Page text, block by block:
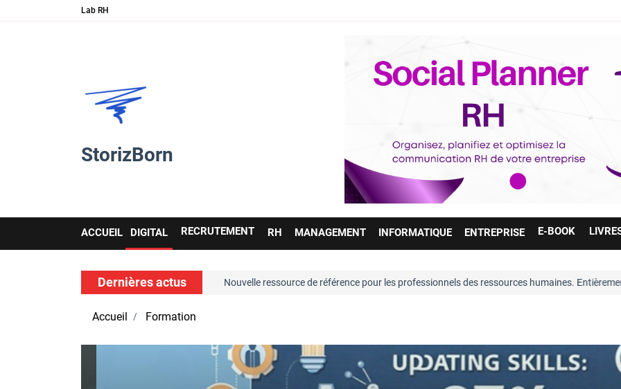
Lab RH
StorizBorn
Main
navigation
ACCUEIL DIGITAL RECRUTEMENT RH MANAGEMENT INFORMATIQUE ENTREPRISE E-BOOK
Dernières actus Nouvelle ressource de référence pour les professionnels des ressources humaines.
Accueil Formation